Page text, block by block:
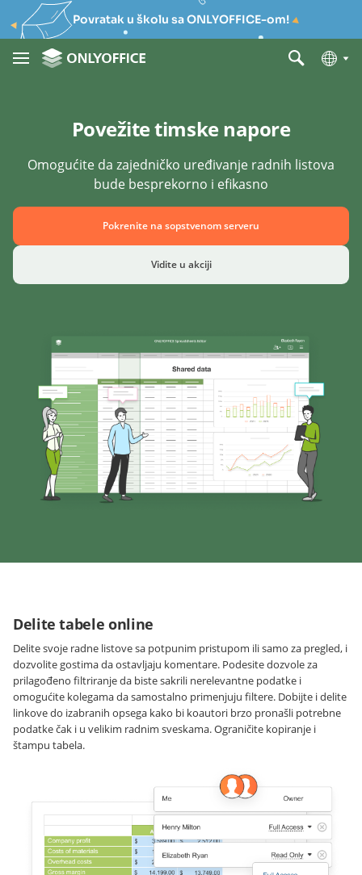
Povratak u školu sa ONLYOFFICE-om!
Povežite timske napore
Omogućite da zajedničko uređivanje radnih listova
bude besprekorno i efikasno
Pokrenite na sopstvenom serveru
Vidite u akciji
Delite tabele online
Delite svoje radne listove sa potpunim pristupom ili samo za pregled, i
dozvolite gostima da ostavljaju komentare. Podesite dozvole za
prilagođeno filtriranje da biste sakrili nerelevantne podatke i
omogućite kolegama da samostalno primenjuju filtere. Dobijte i delite
linkove do izabranih opsega kako bi koautori brzo pronašli potrebne
podatke čak i u velikim radnim sveskama. Ograničite kopiranje i
štampu tabela.